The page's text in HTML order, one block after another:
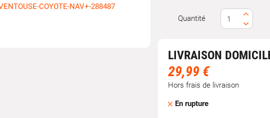
Quantité
LIVRAISON
29,99 €
Hors frais de livraison
En rupture